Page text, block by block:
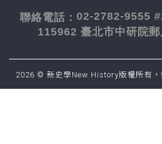
聯絡電話： 02-2782-9555
115962 臺北市中研院
2026 © 新史學New History版權所有